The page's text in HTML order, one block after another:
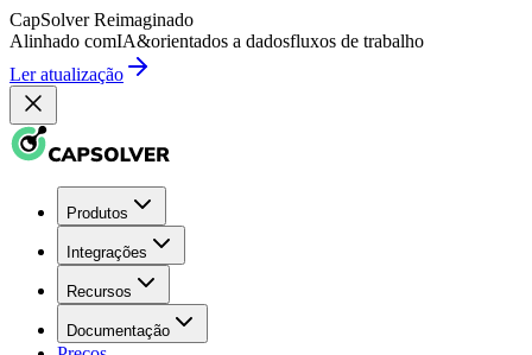
CapSolver Reimaginado
Alinhado comIA&orientados a dadosfluxos de trabalho
Ler atualização
Produtos
Integrações
Recursos
Documentação